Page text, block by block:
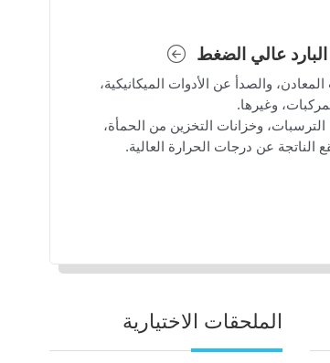
عالي الضغط
والصدأ عن الأدوات الميكانيكية،
وغيرها.
وخزانات التخزين من الحمأة،
الناتجة عن درجات الحرارة العالية.
الملحقات الاختيارية